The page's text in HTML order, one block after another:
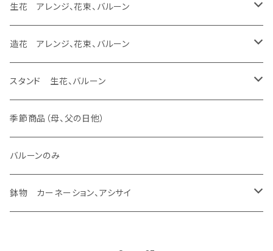
バルーンのみ
スタンド 生花、バルーン
バルーンのみ
スタンド 生花
スタンド 生花、バルーン
バルーンのみ
生花加工（あなたの花が残せます）
あなたの花が残せます ドーム
あなたの花が残せます フレーム
ラスティング アレンジ、枯れない花
スタンド 生花
スタンド 生花、バルーン
バルーンのみ
あなたの花が残せます フラージュ
あなたの花が残せます エッチング
フレーム
ラスティング アレンジ、バルーン
ラスティング 花束、バルーン
ラスティング アレンジ
ラスティング 花束
ラスティング 素材
生花 アレンジ、花束、バルーン
生花 アレンジ、バルーン
生花 アレンジ、ウェディング ヴーケ
生花 アレンジ
生花 花束、バルーン
生花 花束
造花 アレンジ、花束、バルーン
造花 アレンジ、バルーン
造花 アレンジ
造花 花束、バルーン
造花 花束
スタンド 生花、バルーン
スタンド 生花
スタンド 生花、バルーン
季節商品（母、父の日他）
バルーンのみ
鉢物 カーネーション、アシサイ